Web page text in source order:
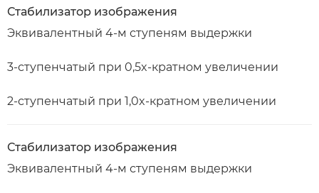
Стабилизатор изображения
Эквивалентный 4-м ступеням выдержки
3-ступенчатый при 0,5x-кратном увеличении
2-ступенчатый при 1,0x-кратном увеличении
Стабилизатор изображения
Эквивалентный 4-м ступеням выдержки